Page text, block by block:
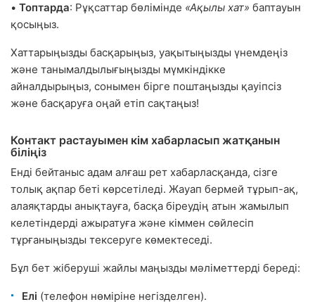
• Топтарда: Рұқсаттар бөлімінде «Ақылы хат» баптауын
қосыңыз.
Хаттарыңызды басқарыңыз, уақытыңызды үнемдеңіз
және танымалдылығыңызды мүмкіндікке
айналдырыңыз, сонымен бірге поштаңызды қауіпсіз
және басқаруға оңай етіп сақтаңыз!
Контакт растауымен кім хабарласып жатқанын
біліңіз
Енді бейтаныс адам алғаш рет хабарласқанда, сізге
толық ақпар беті көрсетіледі. Жауап бермей тұрып-ақ,
алаяқтарды анықтауға, басқа біреудің атын жамылып
келетіндерді ажыратуға және кіммен сөйлесіп
тұрғаныңызды тексеруге көмектеседі.
Бұл бет жіберуші жайлы маңызды мәліметтерді береді:
Елі (телефон нөміріне негізделген).